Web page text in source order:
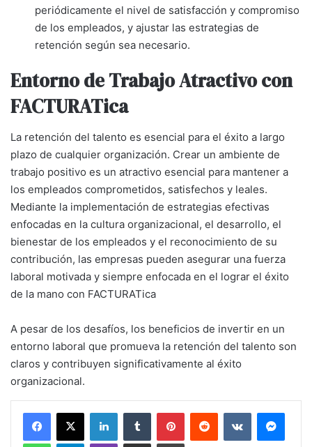
periódicamente el nivel de satisfacción y compromiso
de los empleados, y ajustar las estrategias de
retención según sea necesario.
Entorno de Trabajo Atractivo con
FACTURATica
La retención del talento es esencial para el éxito a largo
plazo de cualquier organización. Crear un ambiente de
trabajo positivo es un atractivo esencial para mantener a
los empleados comprometidos, satisfechos y leales.
Mediante la implementación de estrategias efectivas
enfocadas en la cultura organizacional, el desarrollo, el
bienestar de los empleados y el reconocimiento de su
contribución, las empresas pueden asegurar una fuerza
laboral motivada y siempre enfocada en el lograr el éxito
de la mano con FACTURATica
A pesar de los desafíos, los beneficios de invertir en un
entorno laboral que promueva la retención del talento son
claros y contribuyen significativamente al éxito
organizacional.
LinkedInTumblr PinterestReddit VKontakte
WhatsAppTelegramViber Share via Email Print